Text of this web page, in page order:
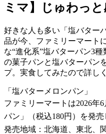
ミマ】じゅわっ
好きな人も多い「塩バター
品が今、ファミリーマート
な“進化系”塩バターパン3
の菓子パンと塩バターパン
プ。実食してみたので詳し
「塩バターメロンパン」
ファミリーマートは2026年
パン」（税込180円）を発売
発売地域：北海道、東北、